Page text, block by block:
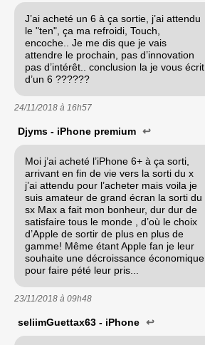
J’ai acheté un 6 à ça sortie, j’ai attendu
le "ten", ça ma refroidi, Touch,
encoche.. Je me dis que je vais
attendre le prochain, pas d’innovation
pas d’intérêt.. conclusion la je vous écrit
d’un 6 ??????
24/11/2018 à 16h57
Djyms - iPhone premium ↩
Moi j’ai acheté l’iPhone 6+ à ça sorti,
arrivant en fin de vie vers la sorti du x
j’ai attendu pour l’acheter mais voila je
suis amateur de grand écran la sorti du
sx Max a fait mon bonheur, dur dur de
satisfaire tous le monde , d’où le choix
d’Apple de sortir de plus en plus de
gamme! Même étant Apple fan je leur
souhaite une décroissance économique
pour faire pété leur pris...
23/11/2018 à 09h48
seliimGuettax63 - iPhone ↩